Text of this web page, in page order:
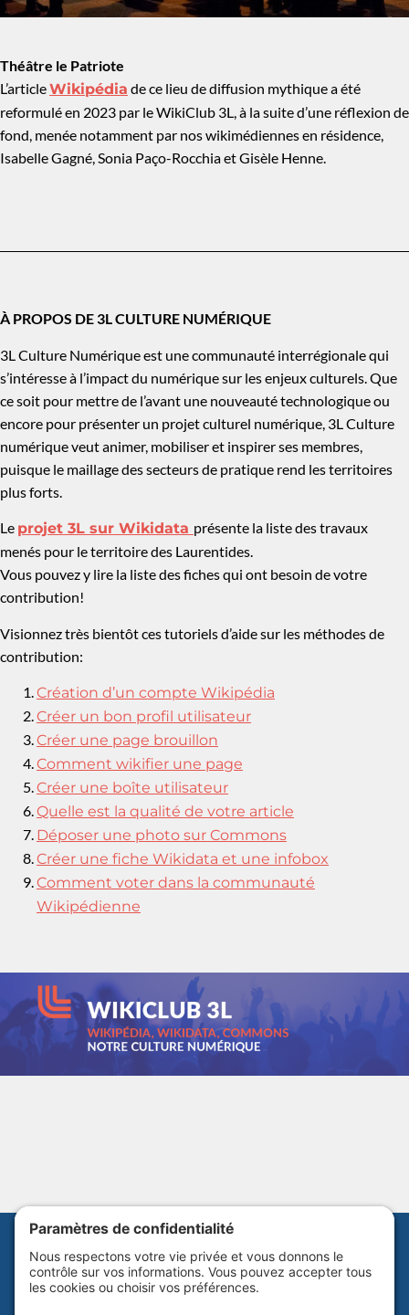
Théâtre le Patriote
L’articleWikipédia de ce lieu de diffusion mythique a été
reformulé en 2023 par le WikiClub 3L, à la suite d’une réflexion de
fond, menée notamment par nos wikimédiennes en résidence,
Isabelle Gagné, Sonia Paço-Rocchia et Gisèle Henne.
À PROPOS DE 3L CULTURE NUMÉRIQUE
3L Culture Numérique est une communauté interrégionale qui
s’intéresse à l’impact du numérique sur les enjeux culturels. Que
ce soit pour mettre de l’avant une nouveauté technologique ou
encore pour présenter un projet culturel numérique, 3L Culture
numérique veut animer, mobiliser et inspirer ses membres,
puisque le maillage des secteurs de pratique rend les territoires
plus forts.
Le projet 3L sur Wikidata présente la liste des travaux
menés pour le territoire des Laurentides.
Vous pouvez y lire la liste des fiches qui ont besoin de votre
contribution!
Visionnez très bientôt ces tutoriels d’aide sur les méthodes de
contribution:
Création d’un compte Wikipédia
Créer un bon profil utilisateur
Créer une page brouillon
Comment wikifier une page
Créer une boîte utilisateur
Quelle est la qualité de votre article
Déposer une photo sur Commons
Créer une fiche Wikidata et une infobox
Comment voter dans la communauté
Wikipédienne